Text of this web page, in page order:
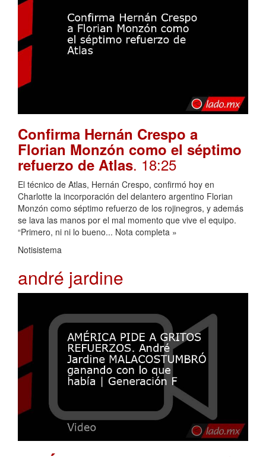
Confirma Hernán Crespo a
Florian Monzón como el séptimo
refuerzo de Atlas. 18:25
El técnico de Atlas, Hernán Crespo, confirmó hoy en
Charlotte la incorporación del delantero argentino Florian
Monzón como séptimo refuerzo de los rojinegros, y además
se lava las manos por el mal momento que vive el equipo.
“Primero, ni ni lo bueno... Nota completa »
Notisistema
andré jardine